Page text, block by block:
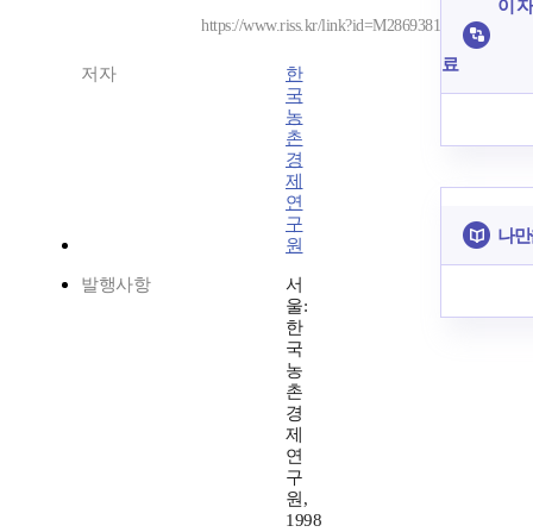
https://www.riss.kr/link?id=M2869381
저자
한
국
농
촌
경
제
연
구
원
발행사항
서
울:
한
국
농
촌
경
제
연
구
원,
1998
이
료
나